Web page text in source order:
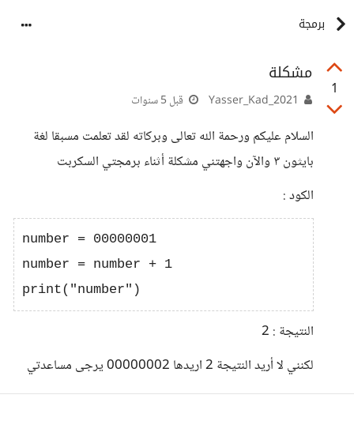
برمجة
1
مشكلة
قبل 5 سنوات
السلام عليكم ورحمة الله تعالى وبركاته لقد تعلمت مسبقا لغة
بايثون ٣ والآن واجهتني مشكلة أثناء برمجتي السكربت
الكود :
number = 00000001
number = number + 1
النتيجة : 2
لكنني لا أريد النتيجة 2 اريدها 00000002 يرجى مساعدتي